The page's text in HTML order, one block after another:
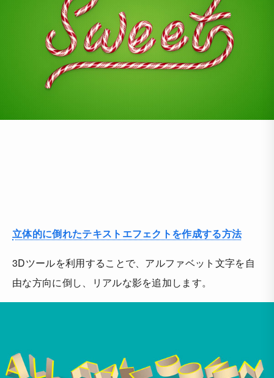
立体的に倒れたテキストエフェクトを作成する方法
3Dツールを利用することで、アルファベット文字を自
由な方向に倒し、リアルな影を追加します。